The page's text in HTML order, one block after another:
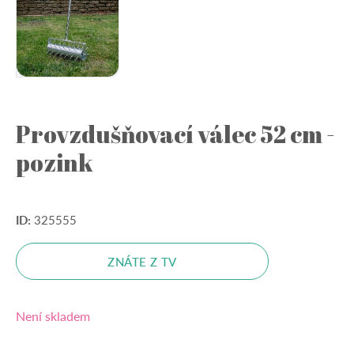
Provzdušňovací válec 52 cm -
pozink
ID: 325555
ZNÁTE Z TV
Není skladem